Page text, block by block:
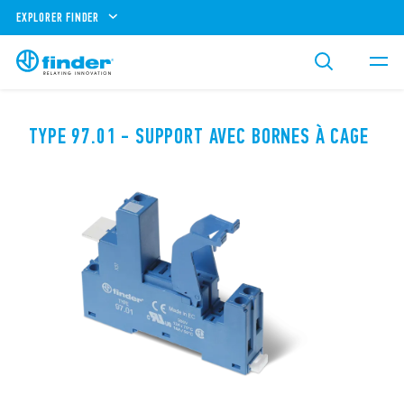
EXPLORER FINDER
TYPE 97.01 - SUPPORT AVEC BORNES À CAGE